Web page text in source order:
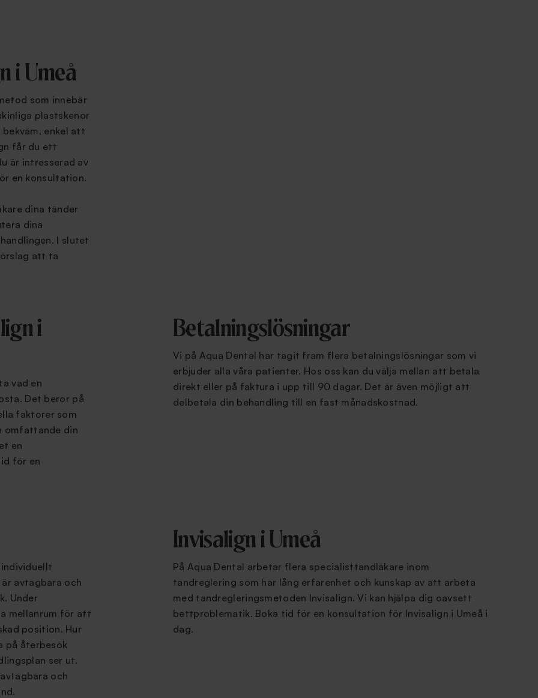
i Umeå
som innebär
plastskenor
enkel att
får du ett
är intresserad av
en konsultation.
dina tänder
dina
I slutet
att ta
i
vad en
Det beror på
faktorer som
omfattande din
en
för en
Betalningslösningar
Vi på Aqua Dental har tagit fram flera betalningslösningar som vi
erbjuder alla våra patienter. Hos oss kan du välja mellan att betala
direkt eller på faktura i upp till 90 dagar. Det är även möjligt att
delbetala din behandling till en fast månadskostnad.
avtagbara och
Under
mellanrum för att
position. Hur
på återbesök
ser ut.
och
Invisalign i Umeå
På Aqua Dental arbetar flera specialisttandläkare inom
tandreglering som har lång erfarenhet och kunskap av att arbeta
med tandregleringsmetoden Invisalign. Vi kan hjälpa dig oavsett
bettproblematik. Boka tid för en konsultation för Invisalign i Umeå i
dag.